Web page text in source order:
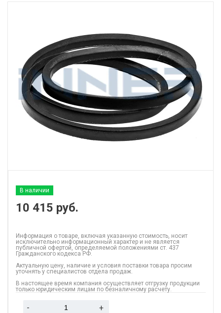
В наличии
10 415 руб.
Информация о товаре, включая указанную стоимость, носит
исключительно информационный характер и не является
публичной офертой, определяемой положениями ст. 437
Гражданского кодекса РФ.
Актуальную цену, наличие и условия поставки товара просим
уточнять у специалистов отдела продаж.
В настоящее время компания осуществляет отгрузку продукции
только юридическим лицам по безналичному расчету.
- +